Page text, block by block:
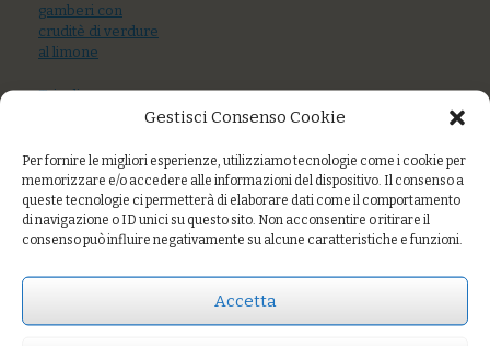
Gestisci Consenso Cookie
Per fornire le migliori esperienze, utilizziamo tecnologie come i cookie per
memorizzare e/o accedere alle informazioni del dispositivo. Il consenso a
queste tecnologie ci permetterà di elaborare dati come il comportamento
di navigazione o ID unici su questo sito. Non acconsentire o ritirare il
consenso può influire negativamente su alcune caratteristiche e funzioni.
Accetta
gamberi con
cruditè di verdure
al limone
Tris di
formaggette con
e patè di olive
Pappa al
pomodoro con
acciughe salate,
basilico